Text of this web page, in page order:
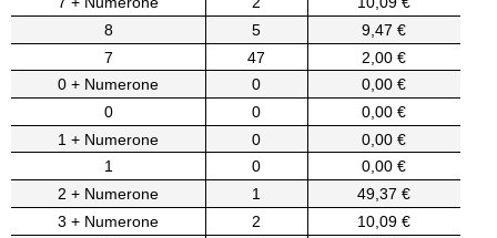
8
5
9,47 €
7
47
2,00 €
0 + Numerone
0
0,00 €
0
0
0,00 €
1 + Numerone
0
0,00 €
1
0
0,00 €
2 + Numerone
1
49,37 €
3 + Numerone
2
10,09 €